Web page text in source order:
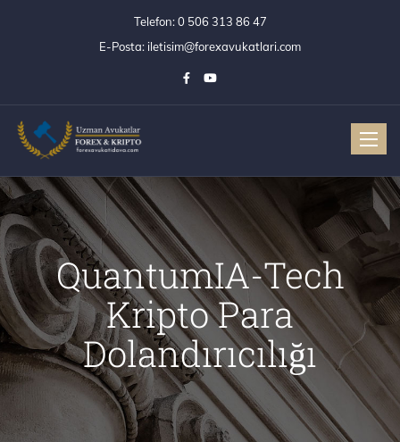
Telefon:0 506 313 86 47
E-Posta: iletisim@forexavukatlari.com
QuantumIA-Tech
Kripto Para
Dolandırıcılığı